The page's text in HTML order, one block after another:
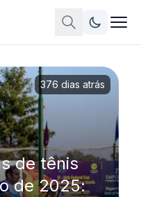
de tênis
de 2025:
376 dias atrás